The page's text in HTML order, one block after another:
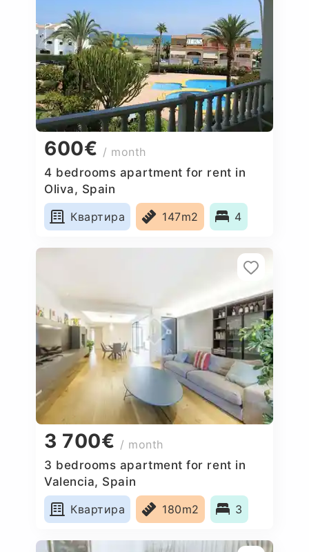
600€ / month
4 bedrooms apartment for rent in
Oliva, Spain
Квартира
147m2 4
3 700€ / month
3 bedrooms apartment for rent in
Valencia, Spain
Квартира
180m2 3